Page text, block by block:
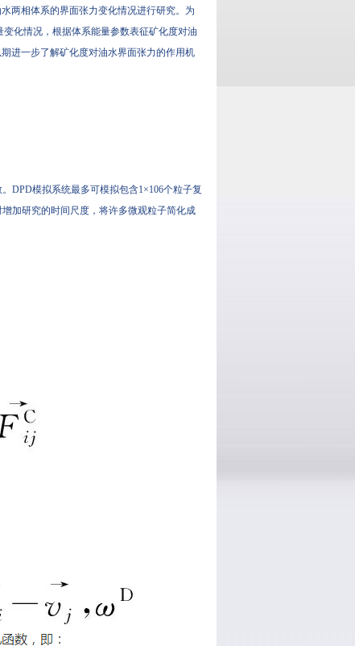
相体系的界面张力变化情况进行研究。为
化情况，根据体系能量参数表征矿化度对油
期进一步了解矿化度对油水界面张力的作用机
。DPD模拟系统最多可模拟包含1×106个粒子复
增加研究的时间尺度，将许多微观粒子简化成